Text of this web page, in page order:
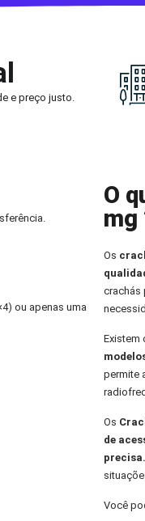
e preço justo.
ou apenas uma
O
mg
Os
crachás
Existem
permite
Os
de
precisa.
Você